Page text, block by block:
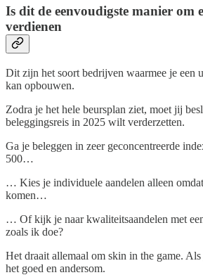
Is dit de eenvoudigste manier om
verdienen
Dit zijn het soort bedrijven waarmee je een
kan opbouwen.
Zodra je het hele beursplan ziet, moet jij
beleggingsreis in 2025 wilt verderzetten.
Ga je beleggen in zeer geconcentreerde
500…
… Kies je individuele aandelen alleen
komen…
… Of kijk je naar kwaliteitsaandelen met
zoals ik doe?
Het draait allemaal om skin in the game.
het goed en andersom.